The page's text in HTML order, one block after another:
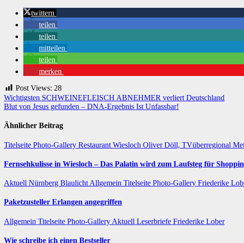
twittern
teilen
teilen
mitteilen
teilen
merken
Post Views: 28
Beitragsnavigation
Wichtigsten SCHWEINEFLEISCH ABNEHMER verliert Deutschland
Blut von Jesus gefunden – DNA-Ergebnis Ist Unfassbar!
Ähnlicher Beitrag
Titelseite Photo-Gallery Restaurant Wiesloch Oliver Döll, TVüberregional
Fernsehkulisse in Wiesloch – Das Palatin wird zum Laufsteg für
Aktuell Nürnberg Blaulicht Allgemein Titelseite Photo-Gallery Friederike
Paketzusteller Erlangen angegriffen
Allgemein Titelseite Photo-Gallery Aktuell Leserbriefe Friederike Lober
Wie schreibe ich einen Bestseller